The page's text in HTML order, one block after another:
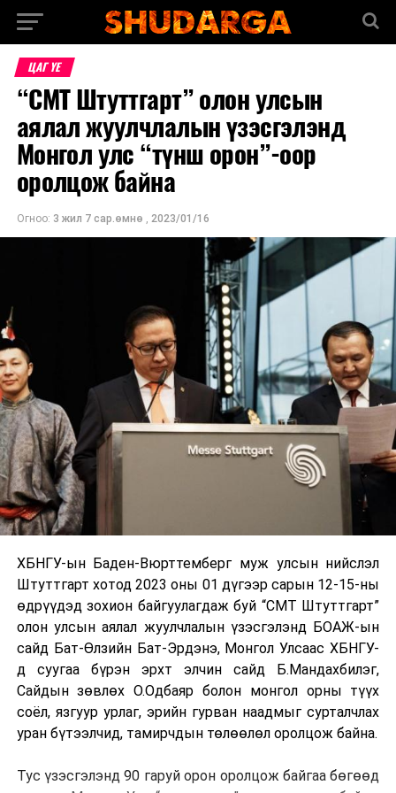
ЦАГ ҮЕ
“СМТ Штуттгарт” олон улсын
аялал жуулчлалын үзэсгэлэнд
Монгол улс “түнш орон”-оор
оролцож байна
Огноо: 3 жил 7 сар.өмнө , 2023/01/16
ХБНГУ-ын Баден-Вюрттемберг муж улсын нийслэл
Штуттгарт хотод 2023 оны 01 дүгээр сарын 12-15-ны
өдрүүдэд зохион байгуулагдаж буй “CMT Штуттгарт”
олон улсын аялал жуулчлалын үзэсгэлэнд БОАЖ-ын
сайд Бат-Өлзийн Бат-Эрдэнэ, Монгол Улсаас ХБНГУ-
д суугаа бүрэн эрхт элчин сайд Б.Мандахбилэг,
Сайдын зөвлөх О.Одбаяр болон монгол орны түүх
соёл, язгуур урлаг, эрийн гурван наадмыг сурталчлах
уран бүтээлчид, тамирчдын төлөөлөл оролцож байна.
Тус үзэсгэлэнд 90 гаруй орон оролцож байгаа бөгөөд